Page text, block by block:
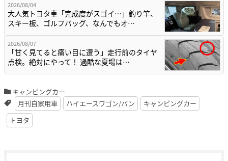
2026/08/04
大人気トヨタ車「完成度がスゴイ…」釣り竿、
スキー板、ゴルフバッグ、なんでもオ…
2026/08/07
「甘く見てると痛い目に遭う」走行前のタイヤ
点検。絶対にやって！ 過酷な夏場は…
キャンピングカー
月刊自家用車
ハイエースワゴン/バン
キャンピングカー
トヨタ